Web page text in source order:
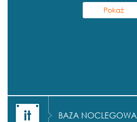
BAZA NOCLEGOWA